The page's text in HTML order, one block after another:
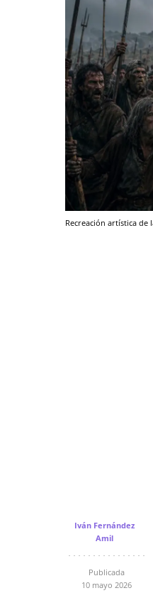
Recreación artística de
Iván Fernández
Amil
Publicada
10 mayo 2026